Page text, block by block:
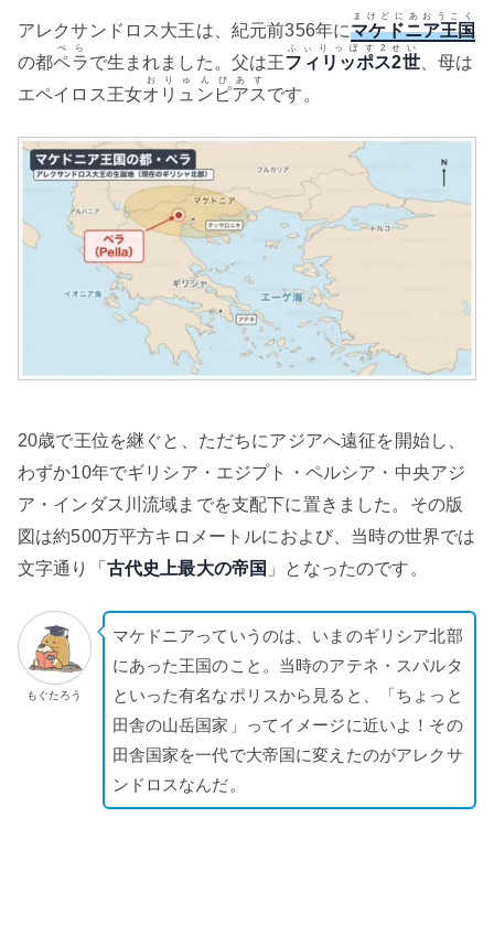
アレクサンドロス大王は、紀元前356年にマケドニア王国
まけどにあおうこく
の都ペラ
ぺら
で生まれました。父は王フィリッポス2世
ふぃりっぽす2せい
、母は
エペイロス王女オリュンピアス
おりゅんぴあす
です。
20歳で王位を継ぐと、ただちにアジアへ遠征を開始し、
わずか10年でギリシア・エジプト・ペルシア・中央アジ
ア・インダス川流域までを支配下に置きました。その版
図は約500万平方キロメートルにおよび、当時の世界では
文字通り「 古代史上最大の帝国 」となったのです。
もぐたろう
マケドニアっていうのは、いまのギリシア北部
にあった王国のこと。当時のアテネ・スパルタ
といった有名なポリスから見ると、「ちょっと
田舎の山岳国家」ってイメージに近いよ！その
田舎国家を一代で大帝国に変えたのがアレクサ
ンドロスなんだ。